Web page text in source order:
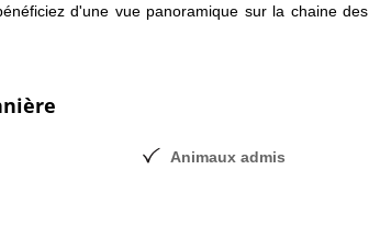
d'une vue panoramique sur la chaine des
à vos vacances d'hiver LES PLUS: - Air pur et
we 370 e (2 NUITS) HORS VACANCES
Animaux admis